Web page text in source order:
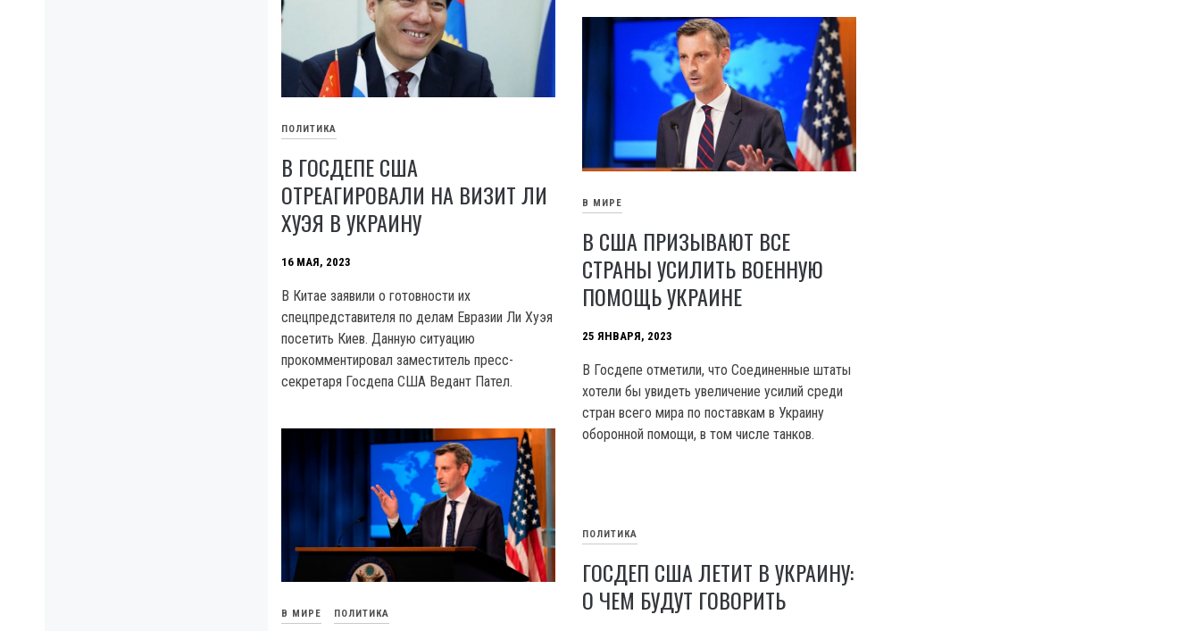
ПОЛИТИКА
В ГОСДЕПЕ США
ОТРЕАГИРОВАЛИ НА ВИЗИТ ЛИ
ХУЭЯ В УКРАИНУ
16 МАЯ, 2023
В Китае заявили о готовности их
спецпредставителя по делам Евразии Ли Хуэя
посетить Киев. Данную ситуацию
прокомментировал заместитель пресс-
секретаря Госдепа США Ведант Пател.
В МИРЕ
В США ПРИЗЫВАЮТ ВСЕ
СТРАНЫ УСИЛИТЬ ВОЕННУЮ
ПОМОЩЬ УКРАИНЕ
25 ЯНВАРЯ, 2023
В Госдепе отметили, что Соединенные штаты
хотели бы увидеть увеличение усилий среди
стран всего мира по поставкам в Украину
оборонной помощи, в том числе танков.
В МИРЕ ПОЛИТИКА
ПОЛИТИКА
ГОСДЕП США ЛЕТИТ В УКРАИНУ:
О ЧЕМ БУДУТ ГОВОРИТЬ